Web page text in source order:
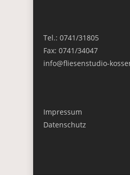
Tel.: 0741/31805
Fax: 0741/34047
info@fliesenstudio-
Impressum
Datenschutz